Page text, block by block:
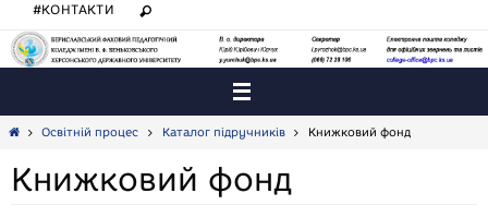
#КОНТАКТИ
HomeОсвітній процес Каталог підручників Книжковий фонд
Книжковий фонд